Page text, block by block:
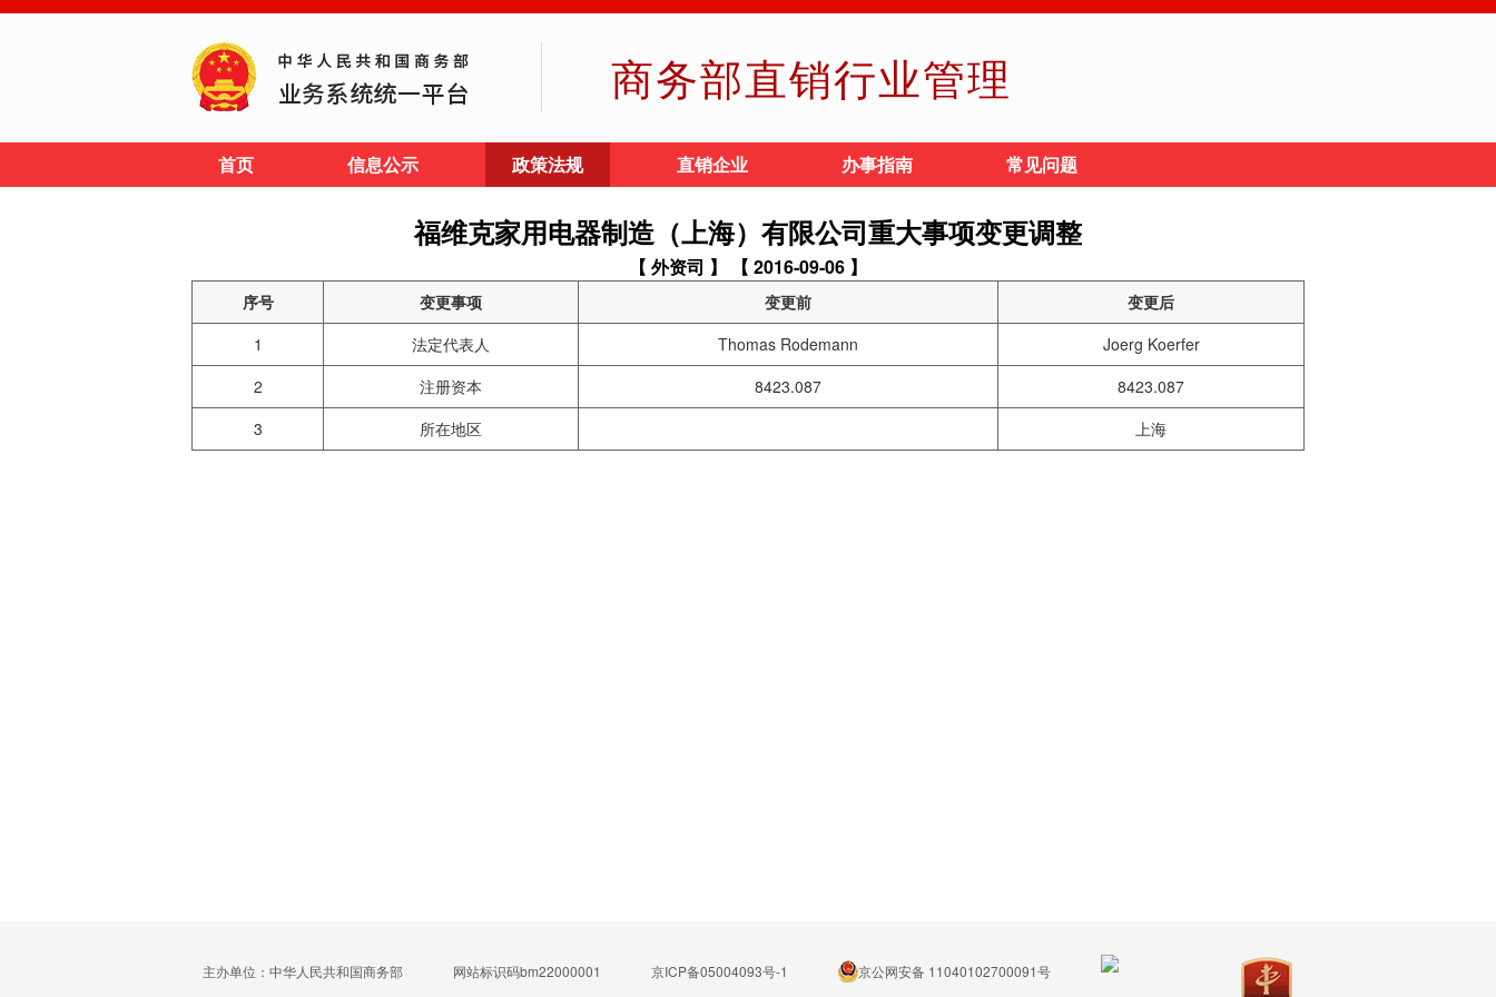
商务部直销行业管理
首页 信息公示 政策法规 直销企业 办事指南 常见问题
福维克家用电器制造（上海）有限公司重大事项变更调整
【 外资司 】 【 2016-09-06 】
序号 变更事项 变更前
变更后
1
法定代表人 Thomas Rodemann
Joerg Koerfer
2
注册资本 8423.087
8423.087
3
所在地区 上海
主办单位：中华人民共和国商务部 网站标识码bm22000001 京ICP备05004093号-1
京公网安备 11040102700091号